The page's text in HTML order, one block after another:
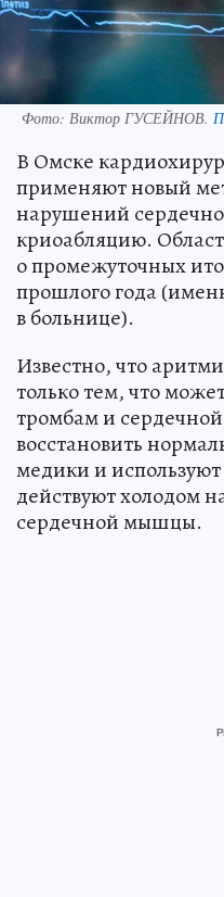
Фото: Виктор ГУСЕЙНОВ.
В Омске
применяют новый
нарушений
криоабляцию.
о промежуточных
прошлого года
в больнице).
Известно, что
только тем, что
тромбам и
восстановить
медики и
действуют холодом
сердечной мышцы.